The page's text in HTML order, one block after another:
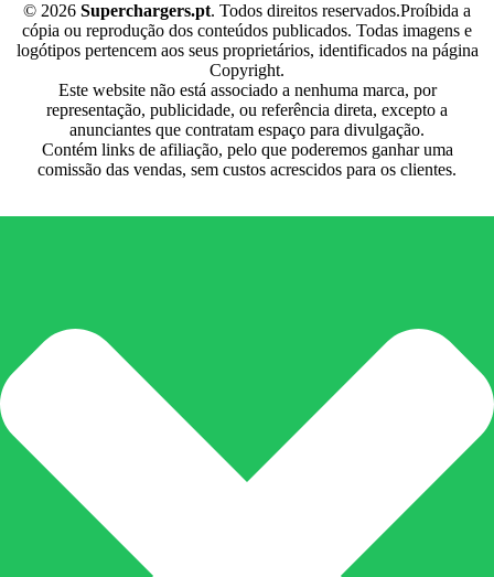
© 2026 Superchargers.pt. Todos direitos reservados.Proíbida a
cópia ou reprodução dos conteúdos publicados. Todas imagens e
logótipos pertencem aos seus proprietários, identificados na página
Copyright.
Este website não está associado a nenhuma marca, por
representação, publicidade, ou referência direta, excepto a
anunciantes que contratam espaço para divulgação.
Contém links de afiliação, pelo que poderemos ganhar uma
comissão das vendas, sem custos acrescidos para os clientes.